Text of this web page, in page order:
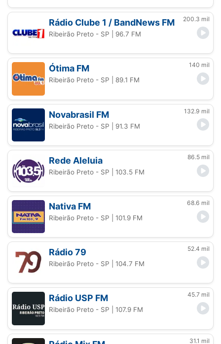
Rádio Clube 1 / BandNews FM 200.3 mil
Ribeirão Preto - SP | 96.7 FM
Ótima FM 140 mil
Ribeirão Preto - SP | 89.1 FM
Novabrasil FM 132.9 mil
Ribeirão Preto - SP | 91.3 FM
Rede Aleluia 86.5 mil
Ribeirão Preto - SP | 103.5 FM
Nativa FM 68.6 mil
Ribeirão Preto - SP | 101.9 FM
Rádio 79 52.4 mil
Ribeirão Preto - SP | 104.7 FM
Rádio USP FM 45.7 mil
Ribeirão Preto - SP | 107.9 FM
31.1 mil